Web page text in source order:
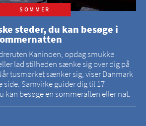
SOMMER
steder, du kan besøge i
Kaninoen, opdag smukke
lad stilheden sænke sig over dig på
tusmørket sænker sig, viser Danmark
side. Samvirke guider dig til 17
kan besøge en sommeraften eller nat.